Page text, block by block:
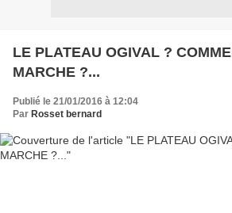
LE PLATEAU OGIVAL ? COMMENT Ç’A
MARCHE ?...
Publié le 21/01/2016 à 12:04
Par Rosset bernard